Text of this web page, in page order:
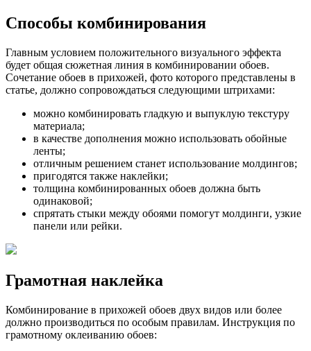
Способы комбинирования
Главным условием положительного визуального эффекта
будет общая сюжетная линия в комбинировании обоев.
Сочетание обоев в прихожей, фото которого представлены в
статье, должно сопровождаться следующими штрихами:
можно комбинировать гладкую и выпуклую текстуру
материала;
в качестве дополнения можно использовать обойные
ленты;
отличным решением станет использование молдингов;
пригодятся также наклейки;
толщина комбинированных обоев должна быть
одинаковой;
спрятать стыки между обоями помогут молдинги, узкие
панели или рейки.
Грамотная наклейка
Комбинирование в прихожей обоев двух видов или более
должно производиться по особым правилам. Инструкция по
грамотному оклеиванию обоев: